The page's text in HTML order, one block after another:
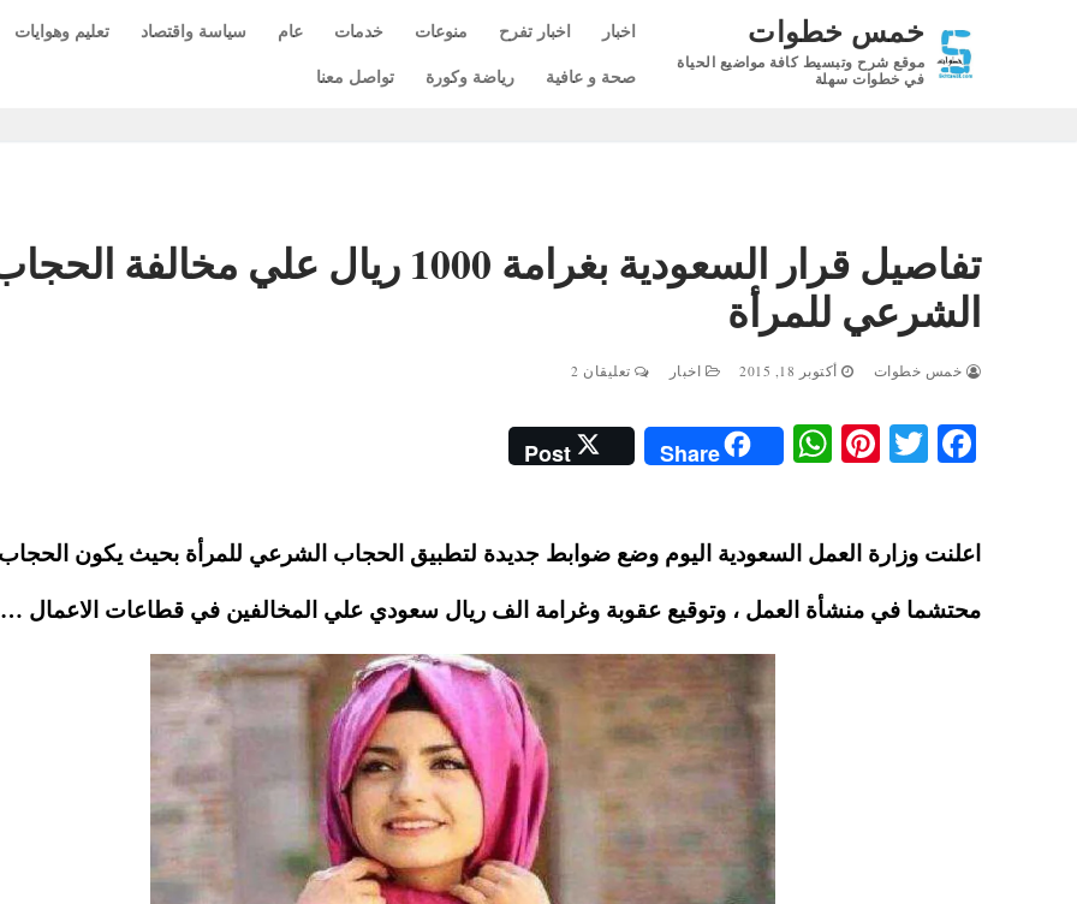
خمس خطوات
موقع شرح وتبسيط كافة مواضيع الحياة
في خطوات سهلة
اخبار اخبار تفرح منوعات خدمات عام سياسة واقتصاد
تعليم وهوايات
صحة و عافية
رياضة وكورة تواصل معنا
تفاصيل قرار السعودية بغرامة 1000 ريال علي مخالفة
الشرعي للمرأة
خمس خطوات أكتوبر 18, 2015 اخبار تعليقان 2
Fa
ok
T
r
Pi
es
t
W
ha
A
pp
Share
Post
اعلنت وزارة العمل السعودية اليوم وضع ضوابط جديدة لتطبيق الحجاب الشرعي للمرأة بحيث يكون
محتشما في منشأة العمل ، وتوقيع عقوبة وغرامة الف ريال سعودي علي المخالفين في قطاعات الاعمال